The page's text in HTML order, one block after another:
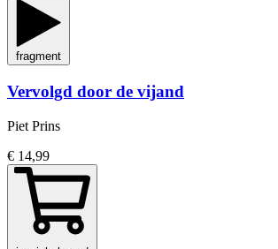
fragment
Vervolgd door de vijand
Piet Prins
€ 14,99